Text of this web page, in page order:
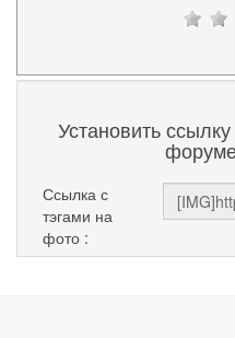
Установить
Ссылка с
тэгами на
фото :